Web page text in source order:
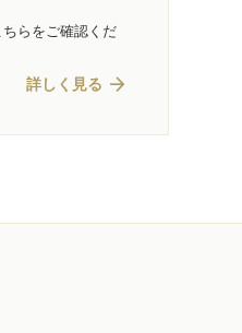
らをご確認くだ
詳しく見る arrow_forward